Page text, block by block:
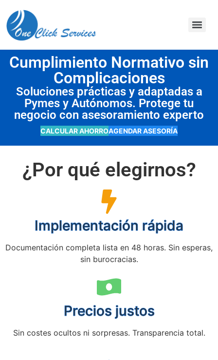
Cumplimiento Normativo sin
Complicaciones
Soluciones prácticas y adaptadas a
Pymes y Autónomos. Protege tu
negocio con asesoramiento experto
CALCULAR AHORROAGENDAR ASESORÍA
¿Por qué elegirnos?
Implementación rápida
Documentación completa lista en 48 horas. Sin esperas,
sin burocracias.
Precios justos
Sin costes ocultos ni sorpresas. Transparencia total.